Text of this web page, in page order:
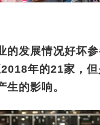
的发展情况好坏
年的21家，
的影响。